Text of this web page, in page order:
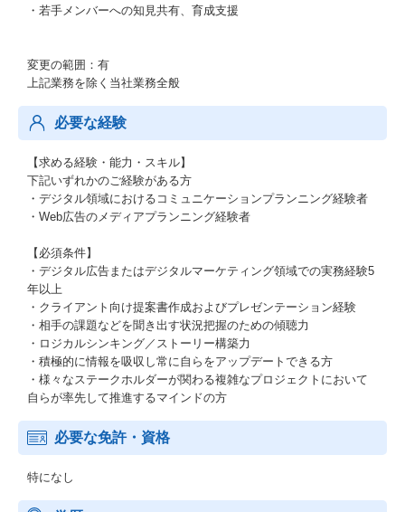
・若手メンバーへの知見共有、育成支援
変更の範囲：有
上記業務を除く当社業務全般
必要な経験
【求める経験・能力・スキル】
下記いずれかのご経験がある方
・デジタル領域におけるコミュニケーションプランニング経験者
・Web広告のメディアプランニング経験者
【必須条件】
・デジタル広告またはデジタルマーケティング領域での実務経験5
年以上
・クライアント向け提案書作成およびプレゼンテーション経験
・相手の課題などを聞き出す状況把握のための傾聴力
・ロジカルシンキング／ストーリー構築力
・積極的に情報を吸収し常に自らをアップデートできる方
・様々なステークホルダーが関わる複雑なプロジェクトにおいて
自らが率先して推進するマインドの方
必要な免許・資格
特になし